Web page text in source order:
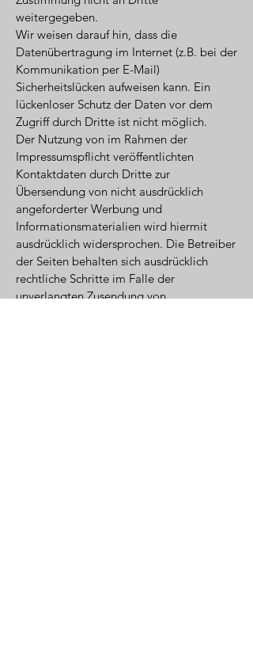
weitergegeben.
Wir weisen darauf hin, dass die
Datenübertragung im Internet (z.B. bei der
Kommunikation per E-Mail)
Sicherheitslücken aufweisen kann. Ein
lückenloser Schutz der Daten vor dem
Zugriff durch Dritte ist nicht möglich.
Der Nutzung von im Rahmen der
Impressumspflicht veröffentlichten
Kontaktdaten durch Dritte zur
Übersendung von nicht ausdrücklich
angeforderter Werbung und
Informationsmaterialien wird hiermit
ausdrücklich widersprochen. Die Betreiber
der Seiten behalten sich ausdrücklich
rechtliche Schritte im Falle der
unverlangten Zusendung von